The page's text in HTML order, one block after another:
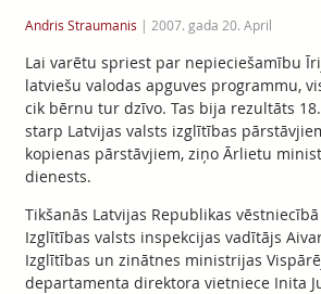
Andris Straumanis | 2007. gada 20. April
Lai varētu spriest par nepieciešamību
latviešu valodas apguves programmu,
cik bērnu tur dzīvo. Tas bija rezultāts
starp Latvijas valsts izglītības
kopienas pārstāvjiem, ziņo Ārlietu
dienests.
Tikšanās Latvijas Republikas
Izglītības valsts inspekcijas vadītājs
Izglītības un zinātnes ministrijas
departamenta direktora vietniece Inita